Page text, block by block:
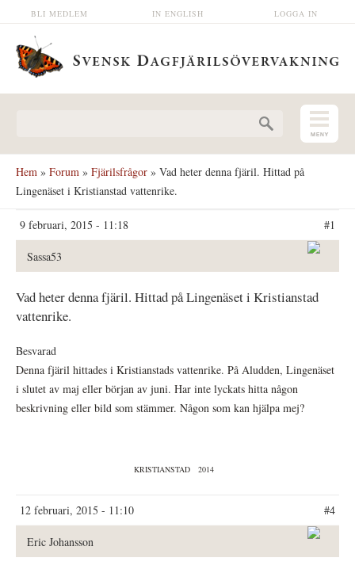
Hoppa till huvudinnehåll LOGGA IN
IN ENGLISH
BLI MEDLEM
Hem » Forum » Fjärilsfrågor » Vad heter denna fjäril. Hittad på
Lingenäset i Kristianstad vattenrike.
9 februari, 2015 - 11:18 #1
Sassa53
Vad heter denna fjäril. Hittad på Lingenäset i Kristianstad
vattenrike.
Besvarad
Denna fjäril hittades i Kristianstads vattenrike. På Aludden, Lingenäset
i slutet av maj eller början av juni. Har inte lyckats hitta någon
beskrivning eller bild som stämmer. Någon som kan hjälpa mej?
KRISTIANSTAD 2014
12 februari, 2015 - 11:10 #4
Eric Johansson